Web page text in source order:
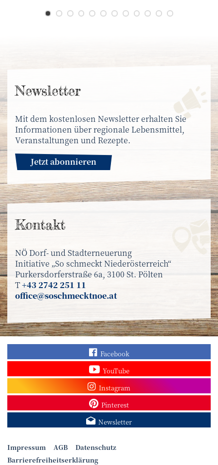
News­letter
Mit dem kostenlosen Newsletter erhalten Sie
Informationen über regionale Lebensmittel,
Veranstaltungen und Rezepte.
Jetzt abonnieren
Kontakt
NÖ Dorf- und Stadterneuerung
Initiative „So schmeckt Niederösterreich“
Purkersdorferstraße 6a, 3100 St. Pölten
T+43 2742 251 11
office@soschmecktnoe.at
Finden Sie „So
Facebook
Sehen Sie mehr
YouTube
Besuchen Sie unser
Instagram
Sieh dir unsere Pins
Pinterest
Melden Sie sich zum
Newsletter
Impressum AGB
Datenschutz
Barrierefreiheitserklärung